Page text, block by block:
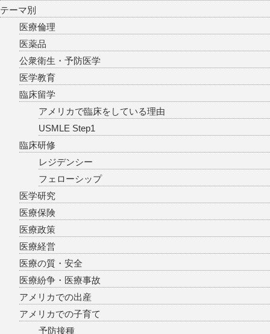
テーマ別
医療倫理
医薬品
公衆衛生・予防医学
医学教育
臨床留学
アメリカで臨床をしている理由
USMLE Step1
臨床研修
レジデンシー
フェローシップ
医学研究
医療保険
医療政策
医療経営
医療の質・安全
医療紛争・医療事故
アメリカでの出産
アメリカでの子育て
予防接種